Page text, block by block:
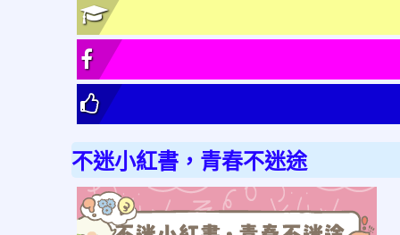
不迷小紅書，青春不迷途